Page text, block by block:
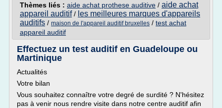
Thèmes liés : aide achat prothese auditive / aide achat
appareil auditif/ les meilleures marques d'appareils
auditifs / maison de l'appareil auditif bruxelles / test achat
appareil auditif
Effectuez un test auditif en Guadeloupe ou
Martinique
Actualités
Votre bilan
Vous souhaitez connaître votre degré de surdité ? N'hésitez
pas à venir nous rendre visite dans notre centre auditif afin